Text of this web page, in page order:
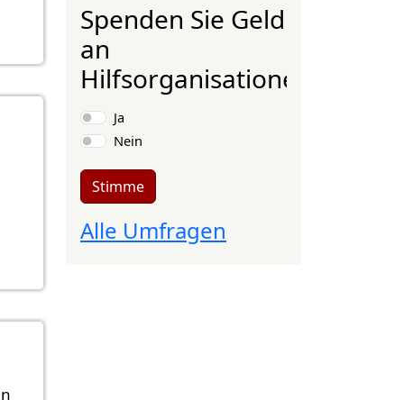
Spenden Sie Geld
an
Hilfsorganisationen?
Auswahlmöglichkeiten
Ja
Nein
Stimme
Alle Umfragen